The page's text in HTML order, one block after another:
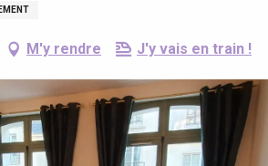
M'y rendre J'y vais en train !